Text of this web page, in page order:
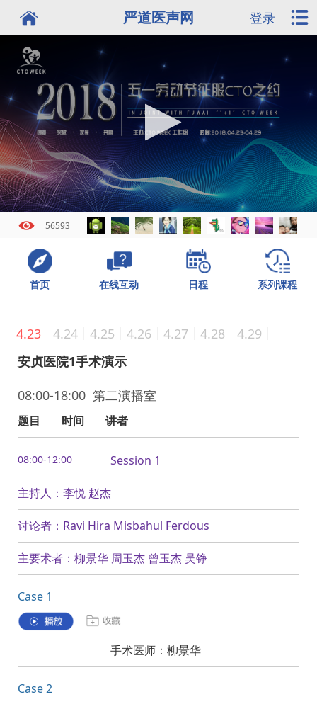
严道医声网 登录
56593
首页 在线互动 日程 系列课程
4.23 4.24 4.25 4.26 4.27 4.28
4.29
安贞医院1手术演示
08:00-18:00 第二演播室
题目 时间 讲者
08:00-12:00 Session 1
主持人：李悦 赵杰
讨论者：Ravi Hira Misbahul Ferdous
主要术者：柳景华 周玉杰 曾玉杰 吴铮
Case 1
手术医师：柳景华
Case 2